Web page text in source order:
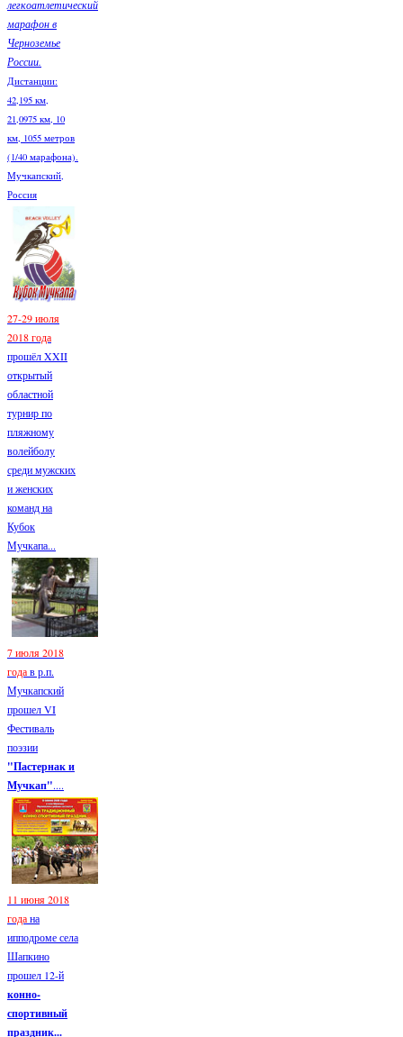
легкоатлетический
марафон в
Черноземье
России.
Дистанции:
42,195 км,
21,0975 км, 10
км, 1055 метров
(1/40 марафона).
Мучкапский,
Россия
27-29 июля
2018 года
прошёл XXII
открытый
областной
турнир по
пляжному
волейболу
среди мужских
и женских
команд на
Кубок
Мучкапа...
7 июля 2018
годав р.п.
Мучкапский
прошел VI
Фестиваль
поэзии
"Пастернак и
Мучкап"....
11 июня 2018
годана
ипподроме села
Шапкино
прошел 12-й
конно-
спортивный
праздник...